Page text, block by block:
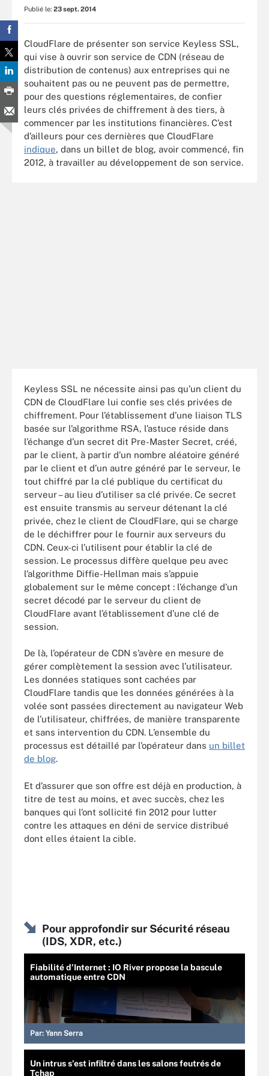
Publié le: 23 sept. 2014
CloudFlare de présenter son service Keyless SSL,
qui vise à ouvrir son service de CDN (réseau de
distribution de contenus) aux entreprises qui ne
souhaitent pas ou ne peuvent pas de permettre,
pour des questions réglementaires, de confier
leurs clés privées de chiffrement à des tiers, à
commencer par les institutions financières. C’est
d’ailleurs pour ces dernières que CloudFlare
indique, dans un billet de blog, avoir commencé, fin
2012, à travailler au développement de son service.
Keyless SSL ne nécessite ainsi pas qu’un client du
CDN de CloudFlare lui confie ses clés privées de
chiffrement. Pour l’établissement d’une liaison TLS
basée sur l’algorithme RSA, l’astuce réside dans
l’échange d’un secret dit Pre-Master Secret, créé,
par le client, à partir d’un nombre aléatoire généré
par le client et d’un autre généré par le serveur, le
tout chiffré par la clé publique du certificat du
serveur – au lieu d’utiliser sa clé privée. Ce secret
est ensuite transmis au serveur détenant la clé
privée, chez le client de CloudFlare, qui se charge
de le déchiffrer pour le fournir aux serveurs du
CDN. Ceux-ci l’utilisent pour établir la clé de
session. Le processus diffère quelque peu avec
l’algorithme Diffie-Hellman mais s’appuie
globalement sur le même concept : l’échange d’un
secret décodé par le serveur du client de
CloudFlare avant l’établissement d’une clé de
session.
De là, l’opérateur de CDN s’avère en mesure de
gérer complètement la session avec l’utilisateur.
Les données statiques sont cachées par
CloudFlare tandis que les données générées à la
volée sont passées directement au navigateur Web
de l’utilisateur, chiffrées, de manière transparente
et sans intervention du CDN. L’ensemble du
processus est détaillé par l’opérateur dans un billet
de blog.
Et d’assurer que son offre est déjà en production, à
titre de test au moins, et avec succès, chez les
banques qui l’ont sollicité fin 2012 pour lutter
contre les attaques en déni de service distribué
dont elles étaient la cible.
Pour approfondir sur Sécurité réseau
(IDS, XDR, etc.)
Fiabilité d’Internet : IO River propose la bascule
automatique entre CDN
Par: Yann Serra
Un intrus s’est infiltré dans les salons feutrés de
Tchap